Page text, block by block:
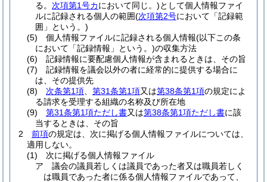
る。 次項第1号カにおいて同じ。)として個人情報ファイ
ルに記録される個人の範囲(次項第2号において「記録範
囲」という。)
(5)
個人情報ファイルに記録される個人情報(以下この条
において「記録情報」という。)の収集方法
(6)
記録情報に要配慮個人情報が含まれるときは、その旨
(7)
記録情報を議会以外の者に経常的に提供する場合に
は、その提供先
(8)
次条第1項 第31条第1項又は第38条第1項の規定によ
る請求を受理する組織の名称及び所在地
(9)
第31条第1項ただし書又は第38条第1項ただし書に該
当するときは、その旨
2
前項の規定は、次に掲げる個人情報ファイルについては、
適用しない。
(1)
次に掲げる個人情報ファイル
ア
議会の議員若しくは議員であった者又は職員若しく
は職員であった者に係る個人情報ファイルであって、